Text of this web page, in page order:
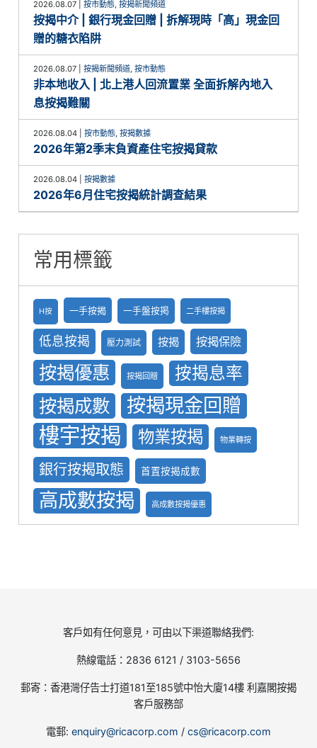
2026.08.07 |按市動態 ,按揭新聞頻道
按揭中介 | 銀行現金回贈 | 拆解現時「高」現金回
贈的糖衣陷阱
2026.08.07 |按揭新聞頻道 ,按市動態
非本地收入 | 北上港人回流置業 全面拆解內地入
息按揭難關
2026.08.04 |按市動態 ,按揭數據
2026年第2季末負資產住宅按揭貸款
2026.08.04 |按揭數據
2026年6月住宅按揭統計調查結果
常用標籤
H按 一手按揭 一手盤按掲 二手樓按揭
低息按揭 壓力測試 按揭 按揭保險
按揭優惠 按揭回贈 按揭息率
按揭成數 按揭現金回贈
樓宇按揭 物業按揭 物業轉按
銀行按揭取態 首置按揭成數
高成數按揭 高成數按揭優惠
客戶如有任何意見，可由以下渠道聯絡我們:
熱線電話：2836 6121 / 3103-5656
郵寄：香港灣仔告士打道181至185號中怡大廈14樓 利嘉閣按揭
客戶服務部
電郵: enquiry@ricacorp.com / cs@ricacorp.com